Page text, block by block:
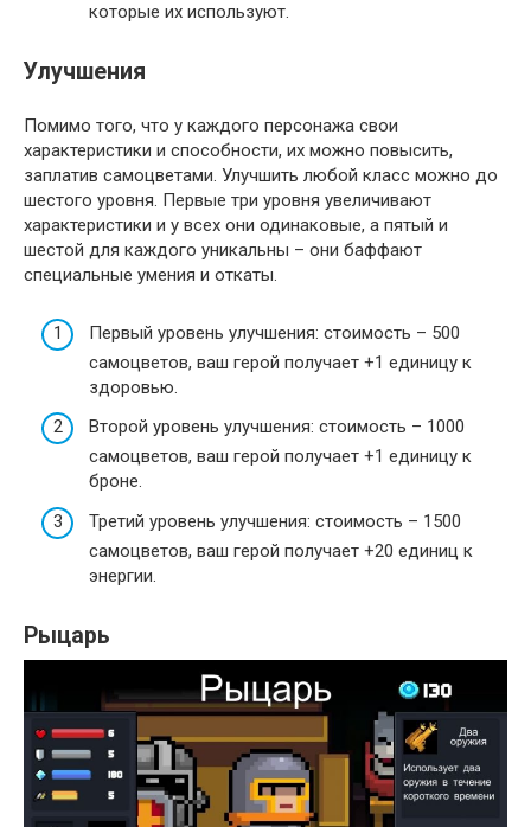
которые их используют.
Улучшения
Помимо того, что у каждого персонажа свои
характеристики и способности, их можно повысить,
заплатив самоцветами. Улучшить любой класс можно до
шестого уровня. Первые три уровня увеличивают
характеристики и у всех они одинаковые, а пятый и
шестой для каждого уникальны – они баффают
специальные умения и откаты.
Первый уровень улучшения: стоимость – 500
самоцветов, ваш герой получает +1 единицу к
здоровью.
Второй уровень улучшения: стоимость – 1000
самоцветов, ваш герой получает +1 единицу к
броне.
Третий уровень улучшения: стоимость – 1500
самоцветов, ваш герой получает +20 единиц к
энергии.
Рыцарь